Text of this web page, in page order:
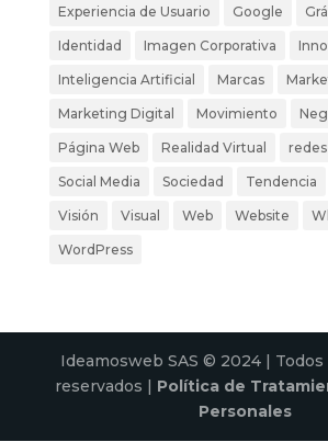
Experiencia de Usuario Google
Identidad Imagen Corporativa
Inteligencia Artificial Marcas
Marketing Digital Movimiento
Página Web Realidad Virtual
Social Media Sociedad Tendencia
Visión Visual Web Website
WordPress
Ideamosweb SAS © 2024 |
reservados | Política de
Personales